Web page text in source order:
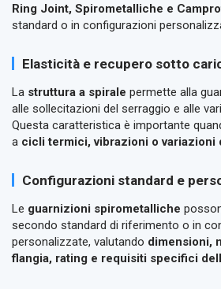
Ring Joint, Spirometalliche e
standard o in configurazioni
Elasticità e recupero sotto
La struttura a spirale permette alla
alle sollecitazioni del serraggio e alle
Questa caratteristica è importante
a cicli termici, vibrazioni o variazioni
Configurazioni standard e
Le guarnizioni spirometalliche
secondo standard di riferimento o in
personalizzate, valutando dimensioni,
flangia, rating e requisiti specifici